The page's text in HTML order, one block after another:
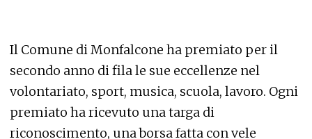
Il Comune di Monfalcone ha premiato per il
secondo anno di fila le sue eccellenze nel
volontariato, sport, musica, scuola, lavoro. Ogni
premiato ha ricevuto una targa di
riconoscimento, una borsa fatta con vele